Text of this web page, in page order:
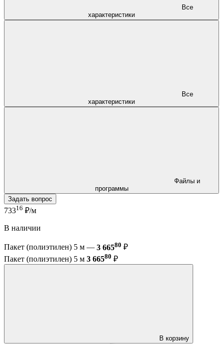
характеристики
характеристики
программы
Задать вопрос
73316 ₽/м
В наличии
Пакет (полиэтилен) 5 м — 3 66580 ₽
Пакет (полиэтилен) 5 м 3 66580 ₽
В корзину